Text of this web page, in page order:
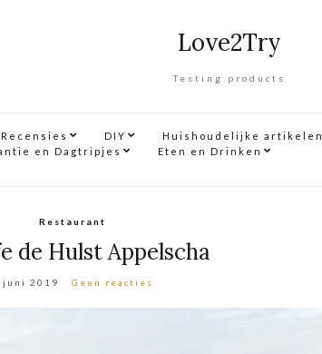
Love2Try
Testing products
DIY
Huishoudelijke artikelen
en Dagtripjes
Eten en Drinken
Restaurant
de Hulst Appelscha
juni 2019 Geen reacties